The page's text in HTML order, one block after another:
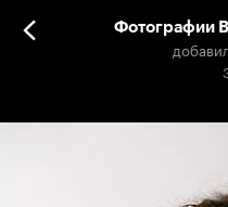
Фотографии